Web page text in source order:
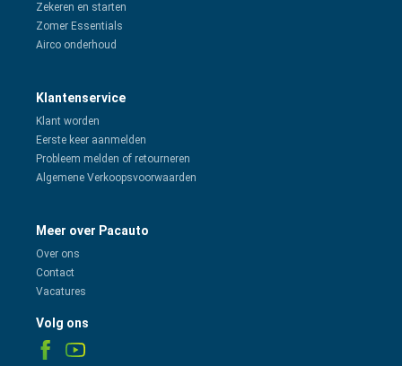
Zekeren en starten
Zomer Essentials
Airco onderhoud
Klantenservice
Klant worden
Eerste keer aanmelden
Probleem melden of retourneren
Algemene Verkoopsvoorwaarden
Meer over Pacauto
Over ons
Contact
Vacatures
Volg ons